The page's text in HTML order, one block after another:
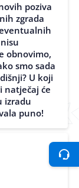
poziva
zgrada
obnovimo,
smo sada
U koji
natječaj će
izradu
puno!